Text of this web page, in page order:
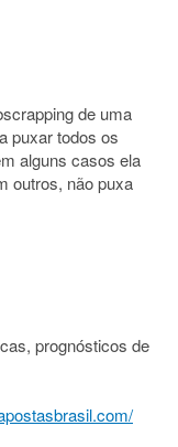
de uma
puxar todos os
alguns casos ela
outros, não puxa
prognósticos de